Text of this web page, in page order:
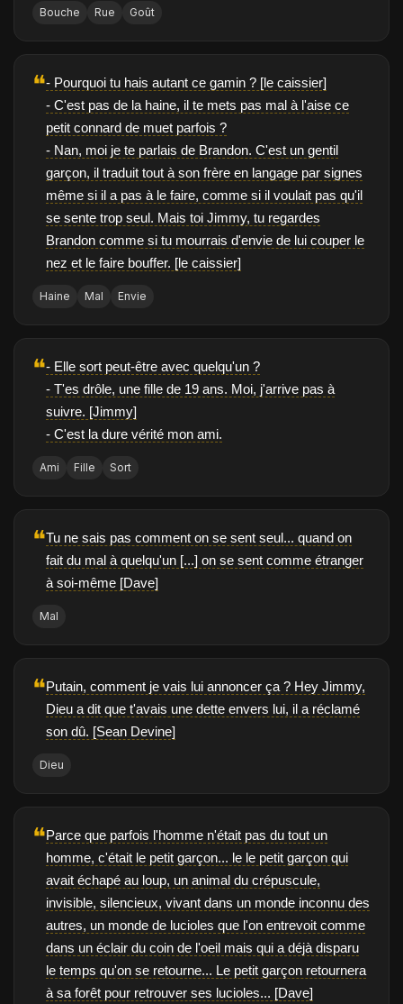
Bouche Rue Goût
❝- Pourquoi tu hais autant ce gamin ? [le caissier]
- C'est pas de la haine, il te mets pas mal à l'aise ce
petit connard de muet parfois ?
- Nan, moi je te parlais de Brandon. C'est un gentil
garçon, il traduit tout à son frère en langage par signes
même si il a pas à le faire, comme si il voulait pas qu'il
se sente trop seul. Mais toi Jimmy, tu regardes
Brandon comme si tu mourrais d'envie de lui couper le
nez et le faire bouffer. [le caissier]
Haine Mal Envie
❝- Elle sort peut-être avec quelqu'un ?
- T'es drôle, une fille de 19 ans. Moi, j'arrive pas à
suivre. [Jimmy]
- C'est la dure vérité mon ami.
Ami Fille Sort
❝Tu ne sais pas comment on se sent seul... quand on
fait du mal à quelqu'un [...] on se sent comme étranger
à soi-même [Dave]
Mal
❝Putain, comment je vais lui annoncer ça ? Hey Jimmy,
Dieu a dit que t'avais une dette envers lui, il a réclamé
son dû. [Sean Devine]
Dieu
❝Parce que parfois l'homme n'était pas du tout un
homme, c'était le petit garçon... le le petit garçon qui
avait échapé au loup, un animal du crépuscule,
invisible, silencieux, vivant dans un monde inconnu des
autres, un monde de lucioles que l'on entrevoit comme
dans un éclair du coin de l'oeil mais qui a déjà disparu
le temps qu'on se retourne... Le petit garçon retournera
à sa forêt pour retrouver ses lucioles... [Dave]